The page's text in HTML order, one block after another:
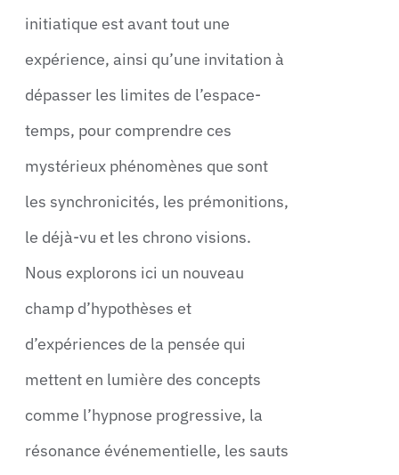
initiatique est avant tout une
expérience, ainsi qu’une invitation à
dépasser les limites de l’espace-
temps, pour comprendre ces
mystérieux phénomènes que sont
les synchronicités, les prémonitions,
le déjà-vu et les chrono visions.
Nous explorons ici un nouveau
champ d’hypothèses et
d’expériences de la pensée qui
mettent en lumière des concepts
comme l’hypnose progressive, la
résonance événementielle, les sauts